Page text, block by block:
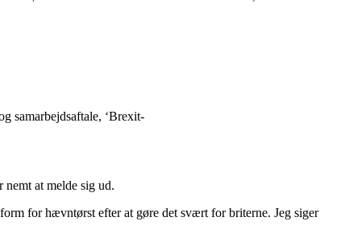
samarbejdsaftale, ‘Brexit-
at melde sig ud.
for hævntørst efter at gøre det svært for briterne. Jeg siger